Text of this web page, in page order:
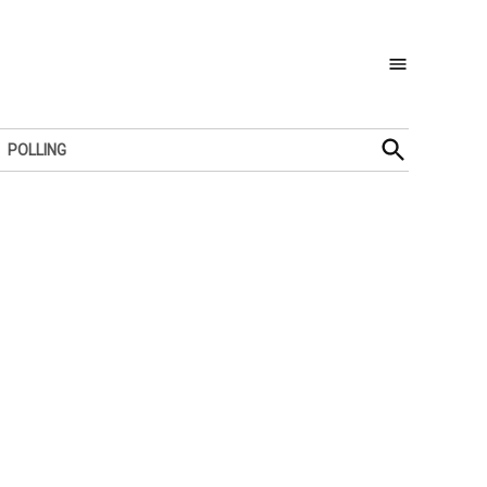
POLLING
Open
Search